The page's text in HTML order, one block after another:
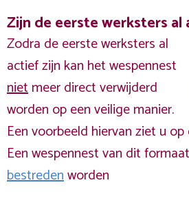
Zijn de eerste werksters al
Zodra de eerste werksters al
actief zijn kan het wespennest
nietmeer direct verwijderd
worden op een veilige manier.
Een voorbeeld hiervan ziet u
Een wespennest van dit
bestredenworden